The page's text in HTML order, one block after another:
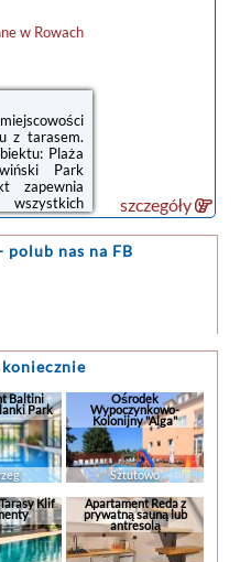
w Rowach
z tarasem.
Plaża
Park
zapewnia
obiektu
parking.W
...
szczegóły
polub nas na FB
Baltini
Park
Ośrodek
Wypoczynkowo-
Kolonijny "Alga"
Sztutowo
Klif Apartament Reda z
prywatną sauną lub
antresolą